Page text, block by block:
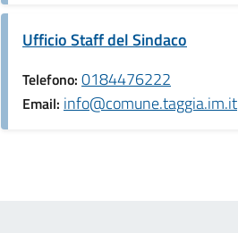
Ufficio Staff del Sindaco
Telefono: 0184476222
Email: info@comune.taggia.im.it